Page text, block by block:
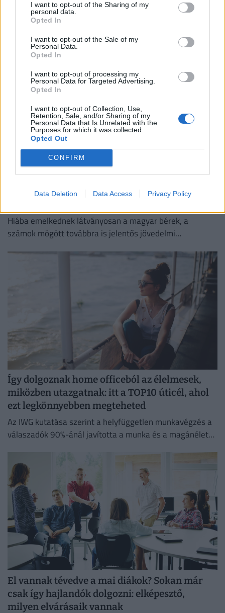
I want to opt-out of the Sharing of my
personal data.
Opted In
I want to opt-out of the Sale of my
Personal Data.
Opted In
I want to opt-out of processing my
Personal Data for Targeted Advertising.
Opted In
I want to opt-out of Collection, Use,
Retention, Sale, and/or Sharing of my
Personal Data that Is Unrelated with the
Purposes for which it was collected.
Opted Out
CONFIRM
Data Deletion Data Access Privacy Policy
Heti összefoglaló a Pénzcentrum legolvasottabb
olvasókat.
Kiderült, ekkora fizetéssel már jómódúnak
számítasz Magyarországon: tágul az olló
Hiába emelkednek látványosan a magyar bérek, a
számok mögött továbbra is jelentős jövedelmi
Így dolgoznak home officeból az élelmesek,
miközben utazgatnak: itt a TOP10 úticél, ahol
ezt legkönnyebben megteheted
Az IWG kutatása szerint a helyfüggetlen munkavégzés a
válaszadók 90%-ánál javította a munka és a magánélet
El vannak tévedve a mai diákok? Sokan már
csak így hajlandók dolgozni: elképesztő,
milyen elvárásaik vannak